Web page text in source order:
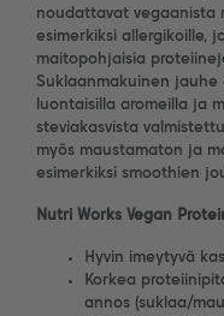
noudattavat vegaanista
esimerkiksi allergikoille,
maitopohjaisia
Suklaanmakuinen
luontaisilla aromeilla ja
steviakasvista
myös maustamaton ja
esimerkiksi smoothien
Nutri Works Vegan
Hyvin imeytyvä
Korkea
annos (suklaa/